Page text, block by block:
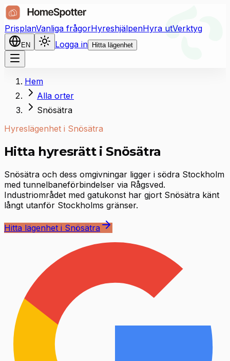
PrisplanVanliga frågorHyreshjälpenHyra utVerktyg
EN Logga in Hitta lägenhet
Hem
Alla orter
Snösätra
Hyreslägenhet i Snösätra
Hitta hyresrätt i Snösätra
Snösätra och dess omgivningar ligger i södra Stockholm
med tunnelbaneförbindelser via Rågsved.
Industriområdet med gatukonst har gjort Snösätra känt
långt utanför Stockholms gränser.
Hitta lägenhet i Snösätra